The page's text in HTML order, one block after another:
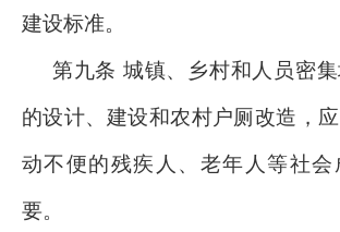
建设标准。
第九条 城镇、乡村和人员密
的设计、建设和农村户厕改造，
动不便的残疾人、老年人等社会
要。